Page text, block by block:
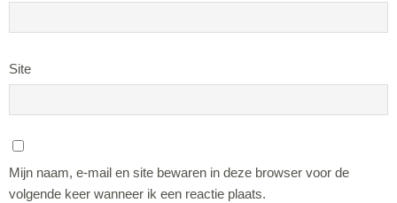
Site
Mijn naam, e-mail en site bewaren in deze browser voor de
volgende keer wanneer ik een reactie plaats.